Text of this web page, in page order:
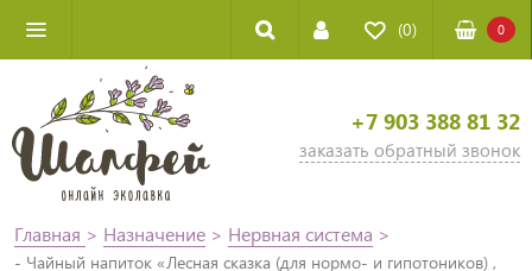
(0) 0
+7 903 388 81 32
заказать обратный звонок
Главная > Назначение > Нервная система >
- Чайный напиток «Лесная сказка (для нормо- и гипотоников) ,